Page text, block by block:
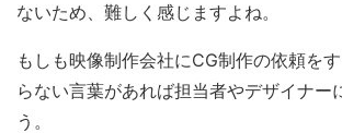
ないため、難しく感じますよね。
もしも映像制作会社にCG制作の依頼を
らない言葉があれば担当者やデザイナー
う。